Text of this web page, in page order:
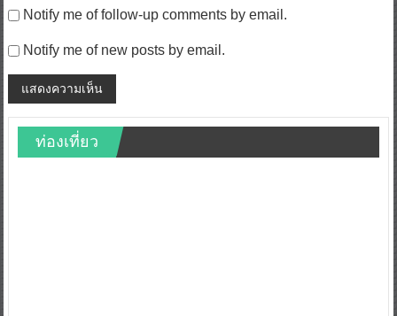
Notify me of follow-up comments by email.
Notify me of new posts by email.
ท่องเที่ยว